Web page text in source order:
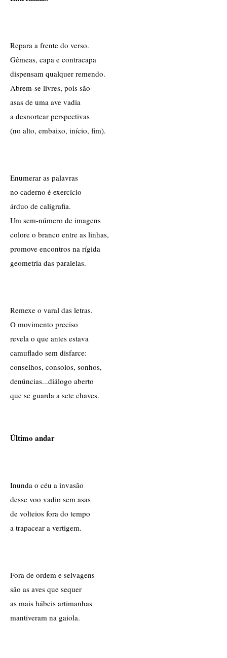
Repara a frente do verso.
Gêmeas, capa e contracapa
dispensam qualquer remendo.
Abrem-se livres, pois são
asas de uma ave vadia
a desnortear perspectivas
(no alto, embaixo, início, fim).
Enumerar as palavras
no caderno é exercício
árduo de caligrafia.
Um sem-número de imagens
colore o branco entre as linhas,
promove encontros na rígida
geometria das paralelas.
Remexe o varal das letras.
O movimento preciso
revela o que antes estava
camuflado sem disfarce:
conselhos, consolos, sonhos,
denúncias...diálogo aberto
que se guarda a sete chaves.
Último andar
Inunda o céu a invasão
desse voo vadio sem asas
de volteios fora do tempo
a trapacear a vertigem.
Fora de ordem e selvagens
são as aves que sequer
as mais hábeis artimanhas
mantiveram na gaiola.